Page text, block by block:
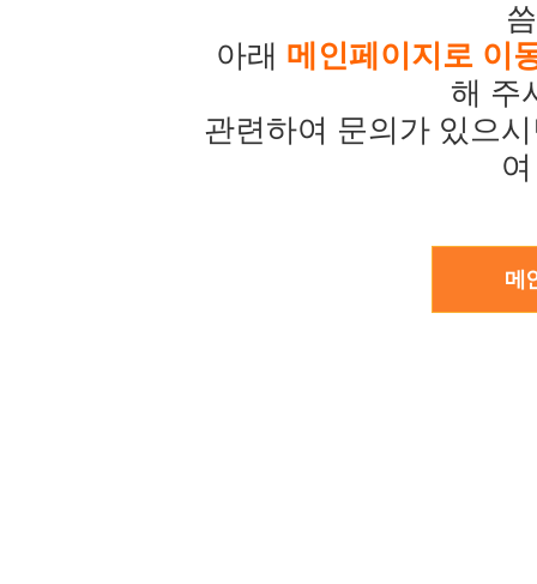
아래 메인페이지로 이
해 주
관련하여 문의가 있으
메